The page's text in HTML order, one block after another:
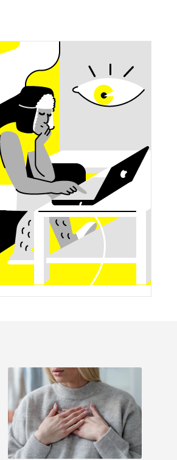
интернет под
контроль? Ответ — в
Насти Черниковой
регулирования
в России.